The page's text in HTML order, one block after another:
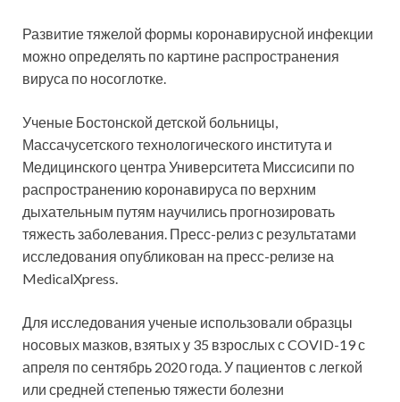
Развитие тяжелой формы коронавирусной инфекции
можно определять по картине распространения
вируса по носоглотке.
Ученые Бостонской детской больницы,
Массачусетскоготехнологического института и
Медицинского центра Университета Миссисипи по
распространению коронавируса по верхним
дыхательным путям научились прогнозировать
тяжесть заболевания. Пресс-релиз с результатами
исследования опубликован на пресс-релизе на
MedicalXpress.
Для исследования ученые использовали образцы
носовых мазков, взятых у 35 взрослых с COVID-19 с
апреля по сентябрь 2020 года. У пациентов с легкой
или средней степенью тяжести болезни